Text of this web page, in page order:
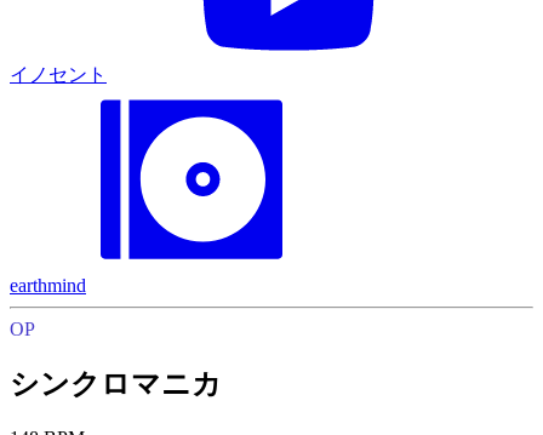
イノセント
earthmind
OP
シンクロマニカ